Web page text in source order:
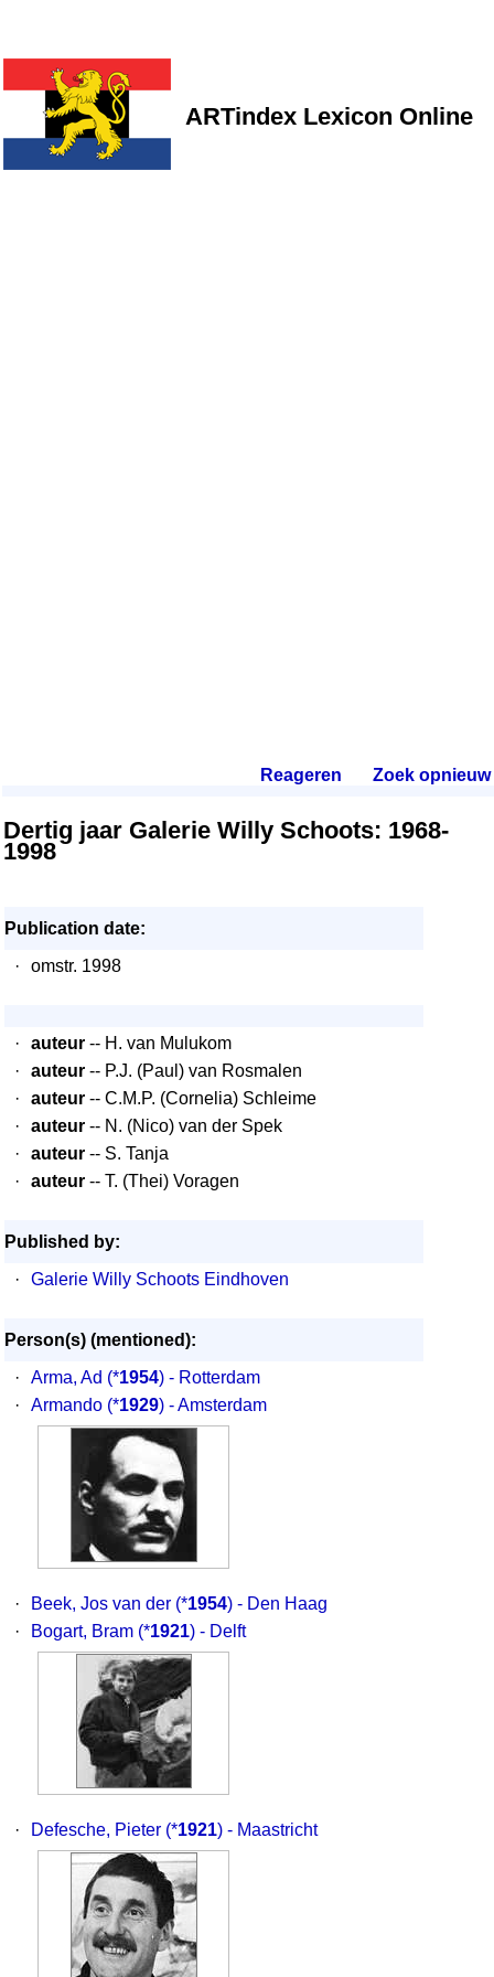
ARTindex Lexicon Online
Reageren Zoek opnieuw.
Dertig jaar Galerie Willy Schoots: 1968-
1998
Publication date:
·
omstr. 1998
· auteur -- H. van Mulukom
·
auteur -- P.J. (Paul) van Rosmalen
·
auteur -- C.M.P. (Cornelia) Schleime
·
auteur -- N. (Nico) van der Spek
·
auteur -- S. Tanja
·
auteur -- T. (Thei) Voragen
Published by:
·
Galerie Willy Schoots Eindhoven
Person(s) (mentioned):
·
Arma, Ad (*1954) - Rotterdam
·
Armando (*1929) - Amsterdam
· Beek, Jos van der (*1954) - Den Haag
·
Bogart, Bram (*1921) - Delft
· Defesche, Pieter (*1921) - Maastricht